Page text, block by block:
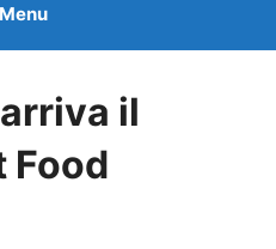
Menu
il
Food